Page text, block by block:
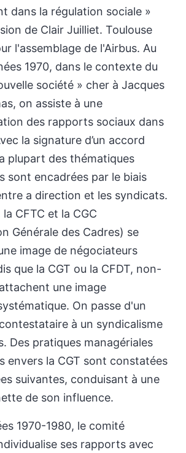
dans la régulation sociale »
de Clair Juilliet. Toulouse
l'assemblage de l'Airbus. Au
1970, dans le contexte du
société » cher à Jacques
on assiste à une
des rapports sociaux dans
la signature d’un accord
plupart des thématiques
sont encadrées par le biais
a direction et les syndicats.
la CFTC et la CGC
Générale des Cadres) se
image de négociateurs
que la CGT ou la CFDT, non-
une image
On passe d'un
à un syndicalisme
Des pratiques managériales
envers la CGT sont constatées
suivantes, conduisant à une
de son influence.
1970-1980, le comité
ses rapports avec